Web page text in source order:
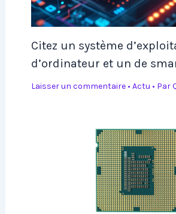
Citez un système
d’ordinateur et un de
Laisser un commentaire • Actu • Par